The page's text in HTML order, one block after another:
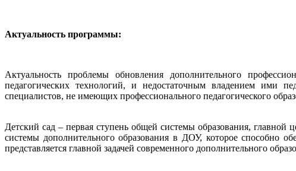
Актуальность программы:
Актуальность проблемы обновления дополнительного
педагогических технологий, и недостаточным владением ими
специалистов, не имеющих профессионального педагогического
Детский сад – первая ступень общей системы образования, главной
системы дополнительного образования в ДОУ, которое способно
представляется главной задачей современного дополнительного